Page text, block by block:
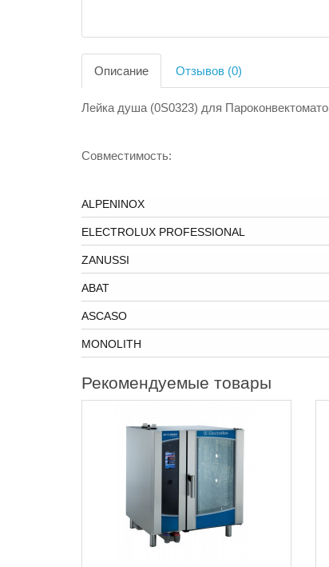
Описание Отзывов (0)
Лейка душа (0S0323) для
Совместимость:
ALPENINOX
ELECTROLUX PROFESSIONAL
ZANUSSI
ABAT
ASCASO
MONOLITH
Рекомендуемые товары